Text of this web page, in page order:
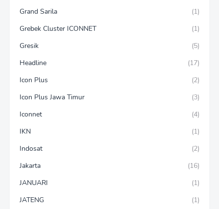
Grand Sarila
(1)
Grebek Cluster ICONNET
(1)
Gresik
(5)
Headline
(17)
Icon Plus
(2)
Icon Plus Jawa Timur
(3)
Iconnet
(4)
IKN
(1)
Indosat
(2)
Jakarta
(16)
JANUARI
(1)
JATENG
(1)